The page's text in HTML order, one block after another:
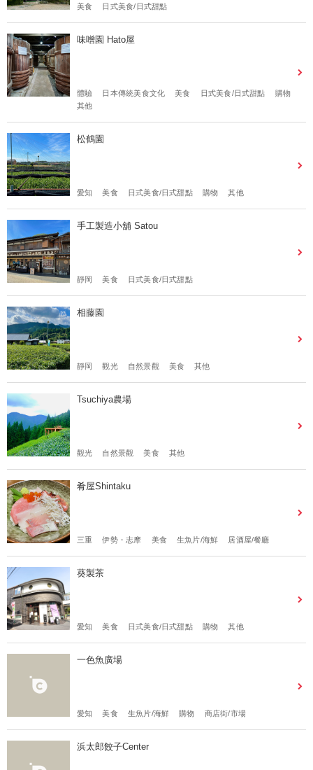
美食 日式美食/日式甜點
味噌園 Hato屋
體驗 日本傳統美食文化 美食 日式美食/日式甜點
購物
其他
松鶴園
愛知 美食 日式美食/日式甜點 購物 其他
手工製造小舖 Satou
靜岡 美食 日式美食/日式甜點
相藤園
靜岡 觀光 自然景觀 美食 其他
Tsuchiya農場
觀光 自然景觀 美食 其他
肴屋Shintaku
三重 伊勢・志摩 美食 生魚片/海鮮 居酒屋/餐廳
葵製茶
愛知 美食 日式美食/日式甜點 購物 其他
一色魚廣場
愛知 美食 生魚片/海鮮 購物 商店街/市場
浜太郎餃子Center